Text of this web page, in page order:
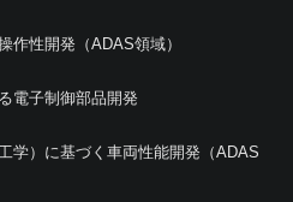
作性開発（ADAS領域）
電子制御部品開発
学）に基づく車両性能開発（ADAS